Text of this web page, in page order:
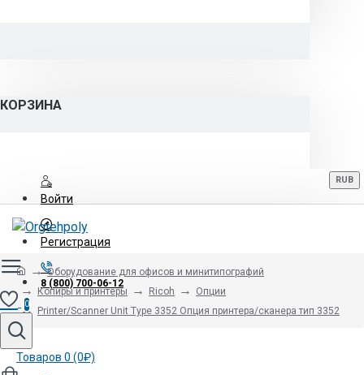
КОРЗИНА
Войти
Регистрация
8 (800) 700-06-12
RUB
0
Товаров 0 (0₽)
Оборудование для офисов и минитипографий
Копиры и принтеры
Ricoh
Опции
Printer/Scanner Unit Type 3352 Опция принтера/сканера тип 3352